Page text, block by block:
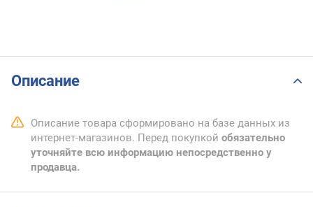
Описание
Описание товара сформировано на базе данных из
интернет-магазинов. Перед покупкой обязательно
уточняйте всю информацию непосредственно у
продавца.